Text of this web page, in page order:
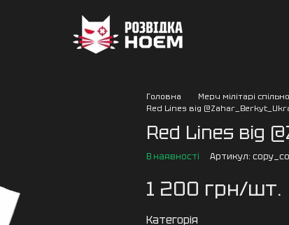
Головна Мерч мілітарі
Red Lines від
Red Lines від
В наявності Артикул:
1 200 грн/шт.
Категорія